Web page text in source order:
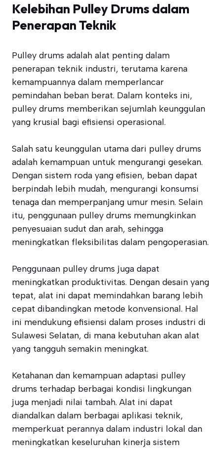
Kelebihan Pulley Drums dalam
Penerapan Teknik
Pulley drums adalah alat penting dalam
penerapan teknik industri, terutama karena
kemampuannya dalam memperlancar
pemindahan beban berat. Dalam konteks ini,
pulley drums memberikan sejumlah keunggulan
yang krusial bagi efisiensi operasional.
Salah satu keunggulan utama dari pulley drums
adalah kemampuan untuk mengurangi gesekan.
Dengan sistem roda yang efisien, beban dapat
berpindah lebih mudah, mengurangi konsumsi
tenaga dan memperpanjang umur mesin. Selain
itu, penggunaan pulley drums memungkinkan
penyesuaian sudut dan arah, sehingga
meningkatkan fleksibilitas dalam pengoperasian.
Penggunaan pulley drums juga dapat
meningkatkan produktivitas. Dengan desain yang
tepat, alat ini dapat memindahkan barang lebih
cepat dibandingkan metode konvensional. Hal
ini mendukung efisiensi dalam proses industri di
Sulawesi Selatan, di mana kebutuhan akan alat
yang tangguh semakin meningkat.
Ketahanan dan kemampuan adaptasi pulley
drums terhadap berbagai kondisi lingkungan
juga menjadi nilai tambah. Alat ini dapat
diandalkan dalam berbagai aplikasi teknik,
memperkuat perannya dalam industri lokal dan
meningkatkan keseluruhan kinerja sistem